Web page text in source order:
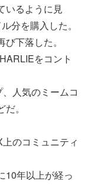
いるように見
分を購入した。
下落した。
をコント
人気のミームコ
。
のコミュニティ
年以上が経っ